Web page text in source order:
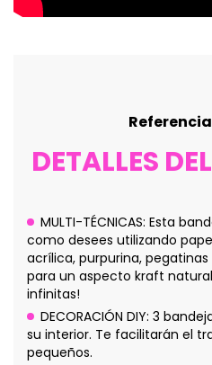
DETALLES
MULTI-TÉCNICAS: Esta
como desees utilizando
acrílica, purpurina,
para un aspecto kraft
infinitas!
DECORACIÓN DIY: 3
su interior. Te facilitarán el
pequeños.